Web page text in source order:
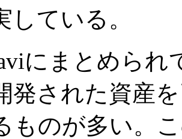
している。
にまとめられ
発された資産
ものが多い。